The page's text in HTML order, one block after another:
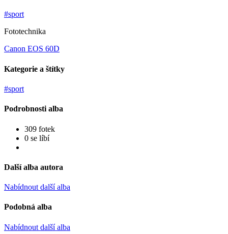
#sport
Fototechnika
Canon EOS 60D
Kategorie a štítky
#sport
Podrobnosti alba
309 fotek
0 se líbí
Další alba autora
Nabídnout další alba
Podobná alba
Nabídnout další alba